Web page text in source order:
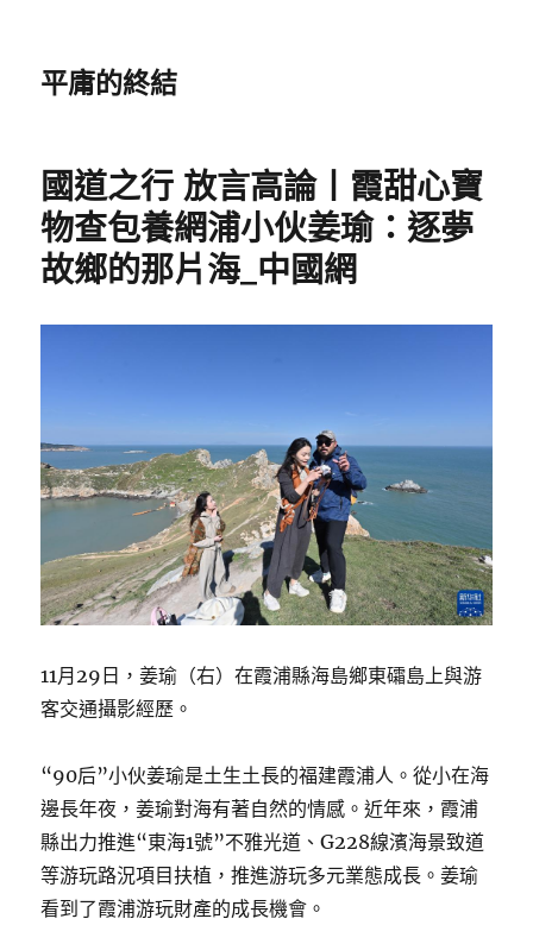
平庸的終結
國道之行 放言高論丨霞甜心寶
物查包養網浦小伙姜瑜：逐夢
故鄉的那片海_中國網
11月29日，姜瑜（右）在霞浦縣海島鄉東礵島上與游
客交通攝影經歷。
“90后”小伙姜瑜是土生土長的福建霞浦人。從小在海
邊長年夜，姜瑜對海有著自然的情感。近年來，霞浦
縣出力推進“東海1號”不雅光道、G228線濱海景致道
等游玩路況項目扶植，推進游玩多元業態成長。姜瑜
看到了霞浦游玩財產的成長機會。